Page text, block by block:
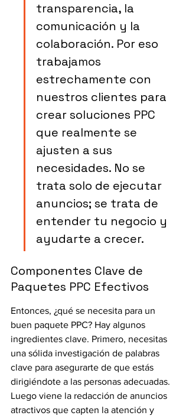
transparencia, la
comunicación y la
colaboración. Por eso
trabajamos
estrechamente con
nuestros clientes para
crear soluciones PPC
que realmente se
ajusten a sus
necesidades. No se
trata solo de ejecutar
anuncios; se trata de
entender tu negocio y
ayudarte a crecer.
Componentes Clave de
Paquetes PPC Efectivos
Entonces, ¿qué se necesita para un
buen paquete PPC? Hay algunos
ingredientes clave. Primero, necesitas
una sólida investigación de palabras
clave para asegurarte de que estás
dirigiéndote a las personas adecuadas.
Luego viene la redacción de anuncios
atractivos que capten la atención y